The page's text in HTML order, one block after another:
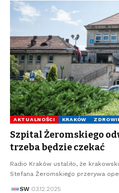
AKTUALNOŚCI KRAKÓW
Szpital Żeromskiego
trzeba będzie czekać
Radio Kraków ustaliło, że
Stefana Żeromskiego przerywa
SW 03.12.2025